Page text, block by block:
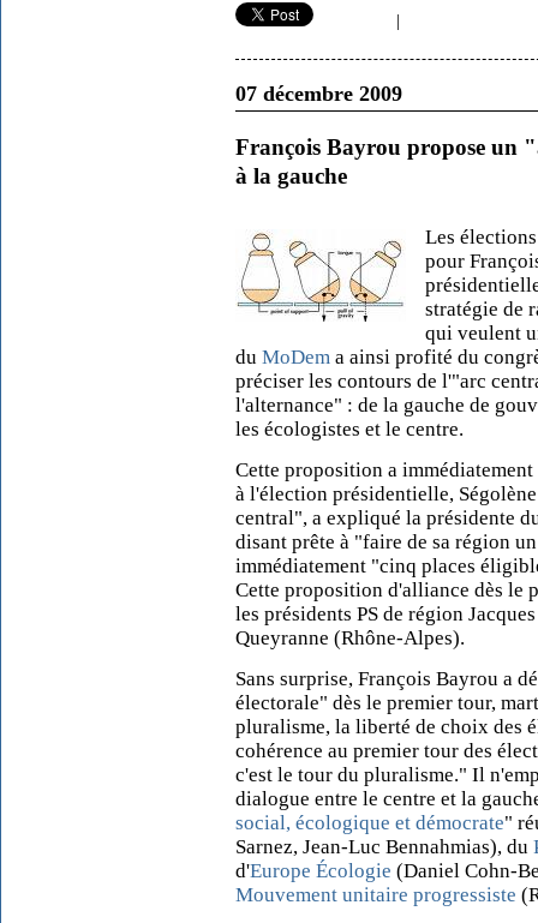
|
07 décembre 2009
François Bayrou propose un
à la gauche
Les
pour
stratégie de
qui veulent
du MoDem a ainsi profité du
préciser les contours de l'"arc
l'alternance" : de la gauche de
les écologistes et le centre.
Cette proposition a
à l'élection présidentielle,
central", a expliqué la présidente
disant prête à "faire de sa région
immédiatement "cinq places
Cette proposition d'alliance dès le
les présidents PS de région
Queyranne (Rhône-Alpes).
Sans surprise, François Bayrou a
électorale" dès le premier tour,
pluralisme, la liberté de choix des
cohérence au premier tour des
c'est le tour du pluralisme." Il
dialogue entre le centre et la
social, écologique et démocrate"
Sarnez, Jean-Luc Bennahmias), du
d'Europe Écologie (Daniel Cohn-
Mouvement unitaire progressiste